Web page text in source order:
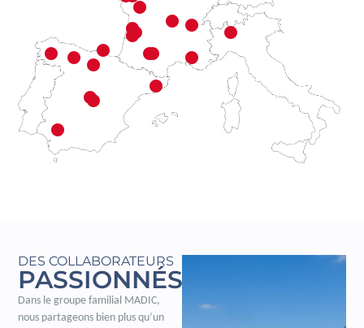
DES COLLABORATEURS
PASSIONNÉS
Dans le groupe familial MADIC,
nous partageons bien plus qu’un